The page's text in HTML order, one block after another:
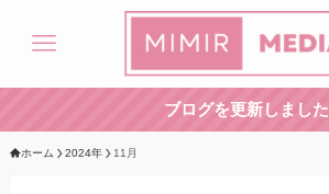
ブログを更新しました
ホーム 2024年 11月